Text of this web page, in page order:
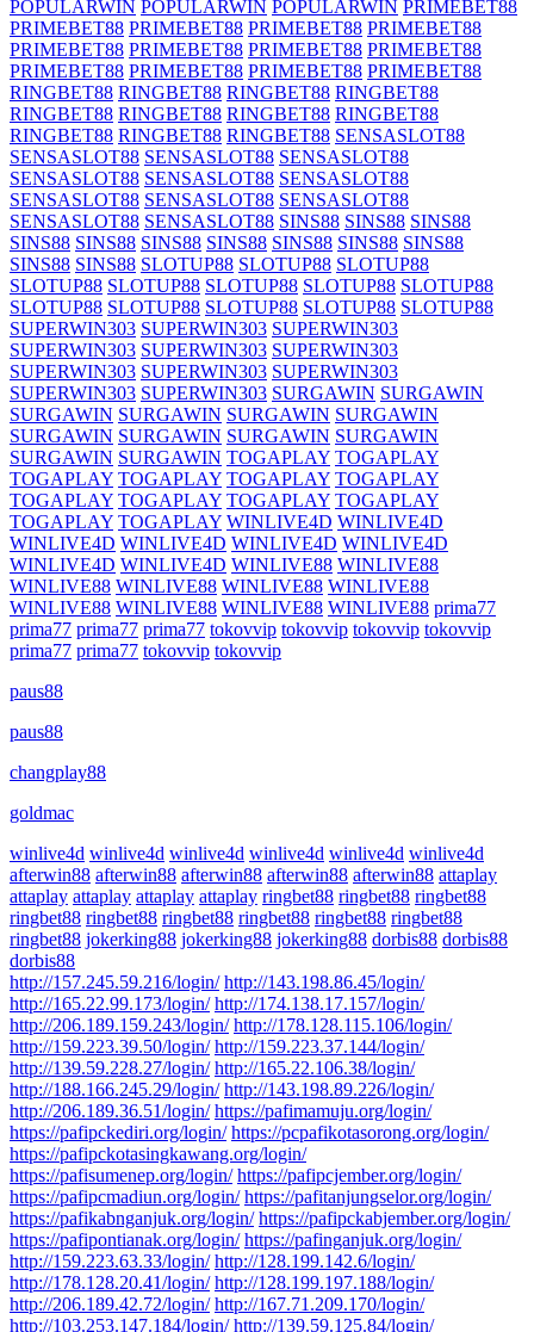
POPULARWIN POPULARWIN POPULARWIN PRIMEBET88
PRIMEBET88 PRIMEBET88 PRIMEBET88 PRIMEBET88
PRIMEBET88 PRIMEBET88 PRIMEBET88 PRIMEBET88
PRIMEBET88 PRIMEBET88 PRIMEBET88 PRIMEBET88
RINGBET88 RINGBET88 RINGBET88 RINGBET88
RINGBET88 RINGBET88 RINGBET88 RINGBET88
RINGBET88 RINGBET88 RINGBET88 SENSASLOT88
SENSASLOT88 SENSASLOT88 SENSASLOT88
SENSASLOT88 SENSASLOT88 SENSASLOT88
SENSASLOT88 SENSASLOT88 SENSASLOT88
SENSASLOT88 SENSASLOT88 SINS88 SINS88 SINS88
SINS88 SINS88 SINS88 SINS88 SINS88 SINS88 SINS88
SINS88 SINS88 SLOTUP88 SLOTUP88 SLOTUP88
SLOTUP88 SLOTUP88 SLOTUP88 SLOTUP88 SLOTUP88
SLOTUP88 SLOTUP88 SLOTUP88 SLOTUP88 SLOTUP88
SUPERWIN303 SUPERWIN303 SUPERWIN303
SUPERWIN303 SUPERWIN303 SUPERWIN303
SUPERWIN303 SUPERWIN303 SUPERWIN303
SUPERWIN303 SUPERWIN303 SURGAWIN SURGAWIN
SURGAWIN SURGAWIN SURGAWIN SURGAWIN
SURGAWIN SURGAWIN SURGAWIN SURGAWIN
SURGAWIN SURGAWIN TOGAPLAY TOGAPLAY
TOGAPLAY TOGAPLAY TOGAPLAY TOGAPLAY
TOGAPLAY TOGAPLAY TOGAPLAY TOGAPLAY
TOGAPLAY TOGAPLAY WINLIVE4D WINLIVE4D
WINLIVE4D WINLIVE4D WINLIVE4D WINLIVE4D
WINLIVE4D WINLIVE4D WINLIVE88 WINLIVE88
WINLIVE88 WINLIVE88 WINLIVE88 WINLIVE88
WINLIVE88 WINLIVE88 WINLIVE88 WINLIVE88 prima77
prima77 prima77 prima77 tokovvip tokovvip tokovvip tokovvip
prima77 prima77 tokovvip tokovvip
paus88
paus88
changplay88
goldmac
winlive4d winlive4d winlive4d winlive4d winlive4d winlive4d
afterwin88 afterwin88 afterwin88 afterwin88 afterwin88 attaplay
attaplay attaplay attaplay attaplay ringbet88 ringbet88 ringbet88
ringbet88 ringbet88 ringbet88 ringbet88 ringbet88 ringbet88
ringbet88 jokerking88 jokerking88 jokerking88 dorbis88 dorbis88
dorbis88
http://157.245.59.216/login/ http://143.198.86.45/login/
http://165.22.99.173/login/ http://174.138.17.157/login/
http://206.189.159.243/login/ http://178.128.115.106/login/
http://159.223.39.50/login/ http://159.223.37.144/login/
http://139.59.228.27/login/ http://165.22.106.38/login/
http://188.166.245.29/login/ http://143.198.89.226/login/
http://206.189.36.51/login/ https://pafimamuju.org/login/
https://pafipckediri.org/login/ https://pcpafikotasorong.org/login/
https://pafipckotasingkawang.org/login/
https://pafisumenep.org/login/ https://pafipcjember.org/login/
https://pafipcmadiun.org/login/ https://pafitanjungselor.org/login/
https://pafikabnganjuk.org/login/ https://pafipckabjember.org/login/
https://pafipontianak.org/login/ https://pafinganjuk.org/login/
http://159.223.63.33/login/ http://128.199.142.6/login/
http://178.128.20.41/login/ http://128.199.197.188/login/
http://206.189.42.72/login/ http://167.71.209.170/login/
http://103.253.147.184/login/ http://139.59.125.84/login/